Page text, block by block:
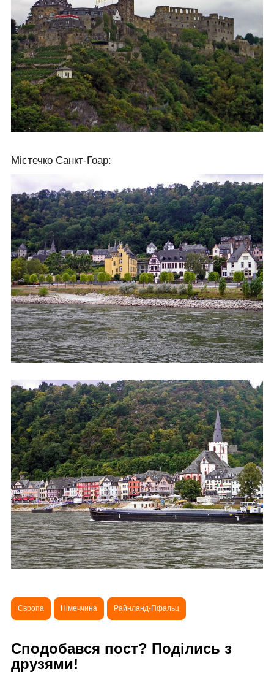
Містечко Санкт-Гоар:
Європа Німеччина Райнланд-Пфальц
Сподобався пост? Поділись з
друзями!